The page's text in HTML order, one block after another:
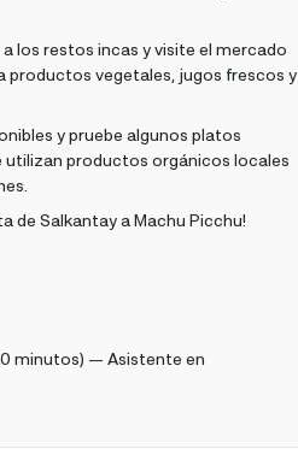
los restos incas y visite el mercado
productos vegetales, jugos frescos y
y pruebe algunos platos
utilizan productos orgánicos locales
de Salkantay a Machu Picchu!
minutos) — Asistente en